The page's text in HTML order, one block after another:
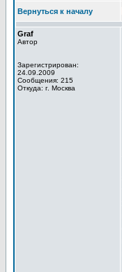
Вернуться к началу
Graf
Автор
Зарегистрирован:
24.09.2009
Сообщения: 215
Откуда: г. Москва